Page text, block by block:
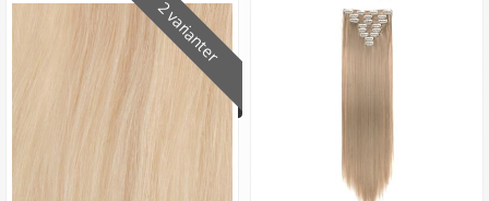
Diadem flätat - Svart
2 varianter